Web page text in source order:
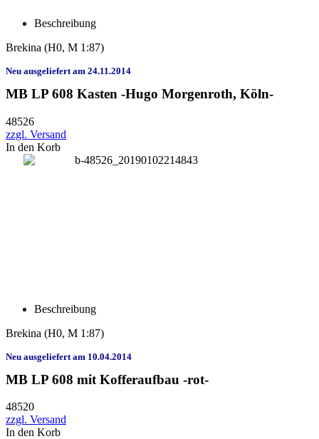
Beschreibung
Brekina (H0, M 1:87)
Neu ausgeliefert am 24.11.2014
MB LP 608 Kasten -Hugo Morgenroth, Köln-
48526
zzgl. Versand
In den Korb
Beschreibung
Brekina (H0, M 1:87)
Neu ausgeliefert am 10.04.2014
MB LP 608 mit Kofferaufbau -rot-
48520
zzgl. Versand
In den Korb